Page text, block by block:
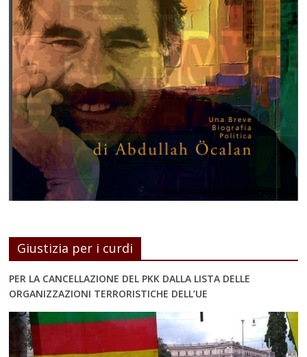
Giustizia per i curdi
PER LA CANCELLAZIONE DEL PKK DALLA LISTA DELLE
ORGANIZZAZIONI TERRORISTICHE DELL’UE